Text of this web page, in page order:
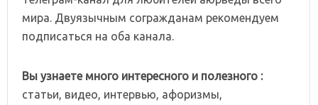
мира. Двуязычным согражданам рекомендуем
подписаться на оба канала.
Вы узнаете много интересного и полезного :
статьи, видео, интервью, афоризмы,